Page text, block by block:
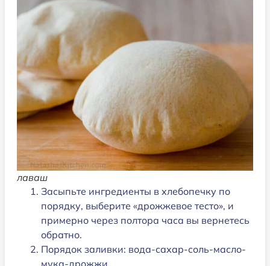
лаваш
Засыпьте ингредиенты в хлебопечку по
порядку, выберите «дрожжевое тесто», и
примерно через полтора часа вы вернетесь
обратно.
Порядок заливки: вода-сахар-соль-масло-
мука-дрожжи.